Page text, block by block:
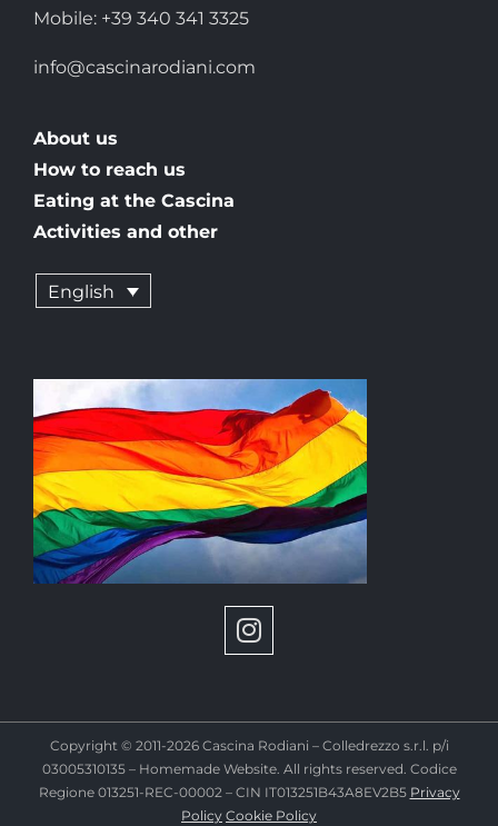
Mobile: +39 340 341 3325
info@cascinarodiani.com
About us
How to reach us
Eating at the Cascina
Activities and other
English
Copyright © 2011-2026 Cascina Rodiani – Colledrezzo s.r.l. p/i
03005310135 – Homemade Website. All rights reserved. Codice
Regione 013251-REC-00002 – CIN IT013251B43A8EV2B5 Privacy
Policy Cookie Policy